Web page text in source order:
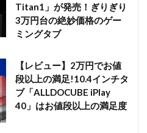
Titan1」が発売！ぎりぎり
3万円台の絶妙価格のゲー
ミングタブ
【レビュー】2万円でお値
段以上の満足!10.4インチタ
ブ「ALLDOCUBE iPlay
40」はお値段以上の満足度